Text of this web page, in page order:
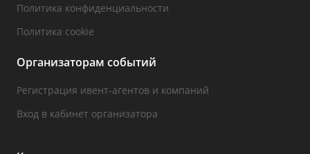
Политика конфиденциальности
Политика cookie
Организаторам событий
Регистрация ивент-агентов и компаний
Вход в кабинет организатора